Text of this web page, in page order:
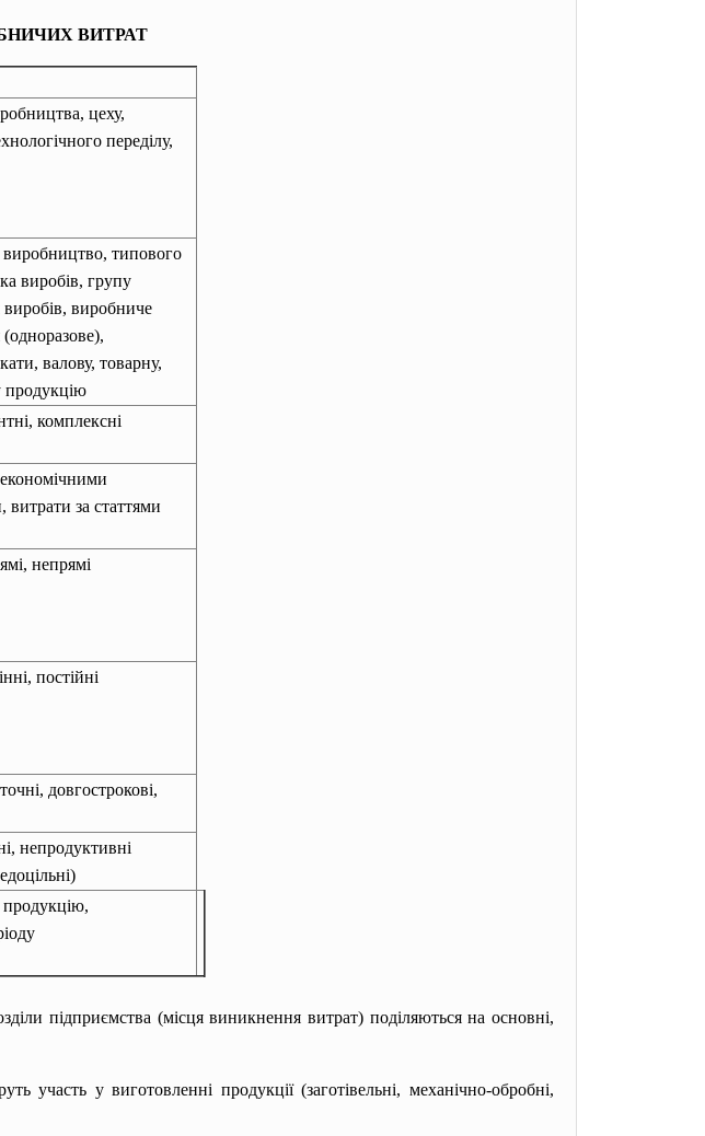
ВИТРАТ
цеху,
переділу,
типового
виробів, групу
виробниче
валову, товарну,
продукцію
комплексні
витрати за статтями
непрямі
постійні
довгострокові,
непродуктивні
підприємства (місця виникнення витрат) поділяються на основні,
участь у виготовленні продукції (заготівельні, механічно-обробні,